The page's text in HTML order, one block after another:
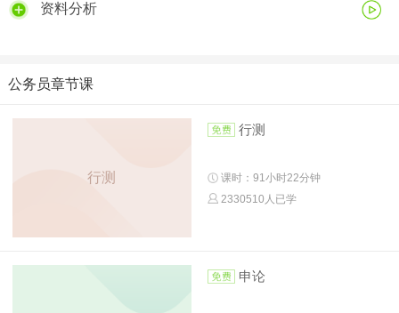
资料分析
公务员章节课
行测
行测
课时：91小时22分钟
2330510人已学
申论